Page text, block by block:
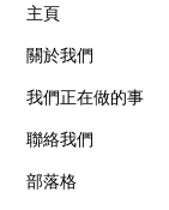
主頁
關於我們
我們正在做的事
聯絡我們
部落格